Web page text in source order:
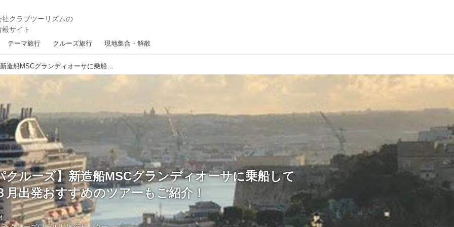
テーマ旅行 クルーズ旅行 現地集合・解散
【ヨーロッパクルーズ】新造船MSCグランディオーサに乗船してきました！３月出発おすすめのツアーもご紹介！
クルーズ】新造船MSCグランディオーサに乗船して
月出発おすすめのツアーもご紹介！